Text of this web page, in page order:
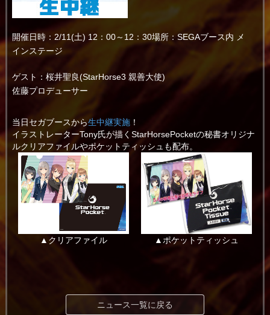
開催日時：2/11(土) 12：00～12：30場所：SEGAブース内 メ
インステージ
ゲスト：桜井聖良(StarHorse3 親善大使)
佐藤プロデューサー
当日セガブースから生中継実施！
イラストレーターTony氏が描くStarHorsePocketの秘書オリジナ
ルクリアファイルやポケットティッシュも配布。
▲クリアファイル ▲ポケットティッシュ
ニュース一覧に戻る